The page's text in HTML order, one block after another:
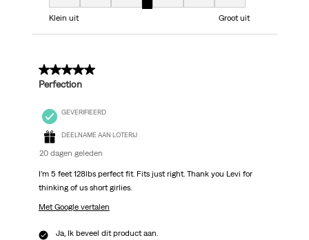
Klein uit
Groot uit
5 van 5 sterren.
Perfection
GEVERIFIEERD
DEELNAME AAN LOTERIJ
20 dagen geleden
I’m 5 feet 128lbs perfect fit. Fits just right. Thank you Levi for
thinking of us short girlies.
Met Google vertalen
Ja, Ik beveel dit product aan.